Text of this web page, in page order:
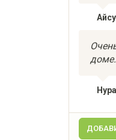
доме.